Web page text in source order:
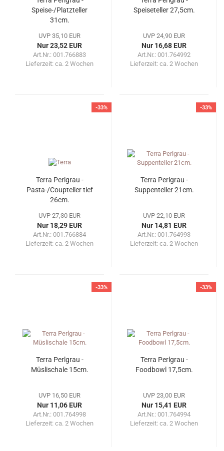
Speise-/Platzteller
31cm.
UVP 35,10 EUR
Nur 23,52 EUR
Art.Nr.: 001.766883
Lieferzeit: ca. 2 Wochen
Speiseteller 27,5cm.
UVP 24,90 EUR
Nur 16,68 EUR
Art.Nr.: 001.764992
Lieferzeit: ca. 2 Wochen
-33%
Terra Perlgrau -
Pasta-/Coupteller tief
26cm.
UVP 27,30 EUR
Nur 18,29 EUR
Art.Nr.: 001.766884
Lieferzeit: ca. 2 Wochen
-33%
Terra Perlgrau -
Suppenteller 21cm.
UVP 22,10 EUR
Nur 14,81 EUR
Art.Nr.: 001.764993
Lieferzeit: ca. 2 Wochen
-33%
Terra Perlgrau -
Müslischale 15cm.
UVP 16,50 EUR
Nur 11,06 EUR
Art.Nr.: 001.764998
Lieferzeit: ca. 2 Wochen
-33%
Terra Perlgrau -
Foodbowl 17,5cm.
UVP 23,00 EUR
Nur 15,41 EUR
Art.Nr.: 001.764994
Lieferzeit: ca. 2 Wochen